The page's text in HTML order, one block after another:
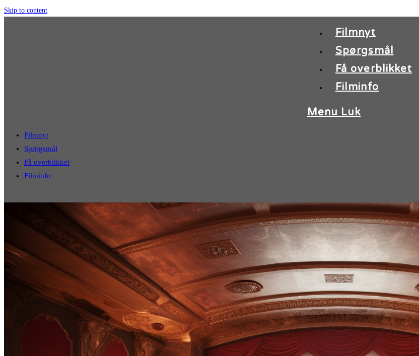
Skip to content
Filmnyt
Spørgsmål
Få overblikket
Filminfo
Menu Luk
Filmnyt
Spørgsmål
Få overblikket
Filminfo